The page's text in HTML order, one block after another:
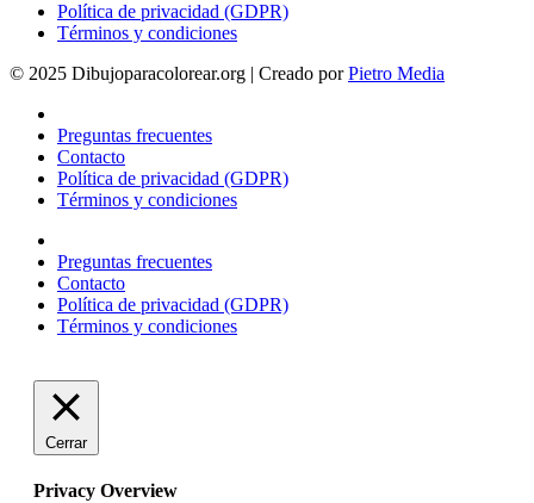
Política de privacidad (GDPR)
Términos y condiciones
© 2025 Dibujoparacolorear.org | Creado porPietro Media
Preguntas frecuentes
Contacto
Política de privacidad (GDPR)
Términos y condiciones
Preguntas frecuentes
Contacto
Política de privacidad (GDPR)
Términos y condiciones
Cerrar
Privacy Overview